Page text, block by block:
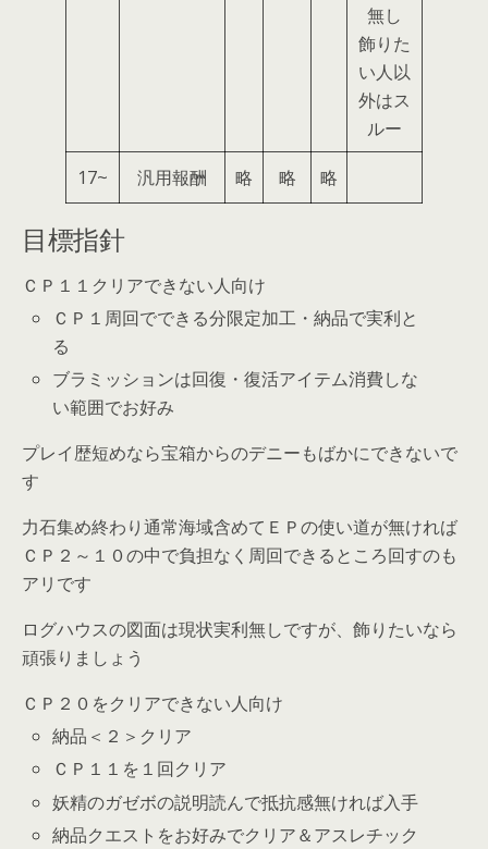
無し
飾りた
い人以
外はス
ルー
17~ 汎用報酬 略 略 略
目標指針
ＣＰ１１クリアできない人向け
ＣＰ１周回でできる分限定加工・納品で実利と
る
ブラミッションは回復・復活アイテム消費しな
い範囲でお好み
プレイ歴短めなら宝箱からのデニーもばかにできないで
す
力石集め終わり通常海域含めてＥＰの使い道が無ければ
ＣＰ２～１０の中で負担なく周回できるところ回すのも
アリです
ログハウスの図面は現状実利無しですが、飾りたいなら
頑張りましょう
ＣＰ２０をクリアできない人向け
納品＜２＞クリア
ＣＰ１１を１回クリア
妖精のガゼボの説明読んで抵抗感無ければ入手
納品クエストをお好みでクリア＆アスレチック